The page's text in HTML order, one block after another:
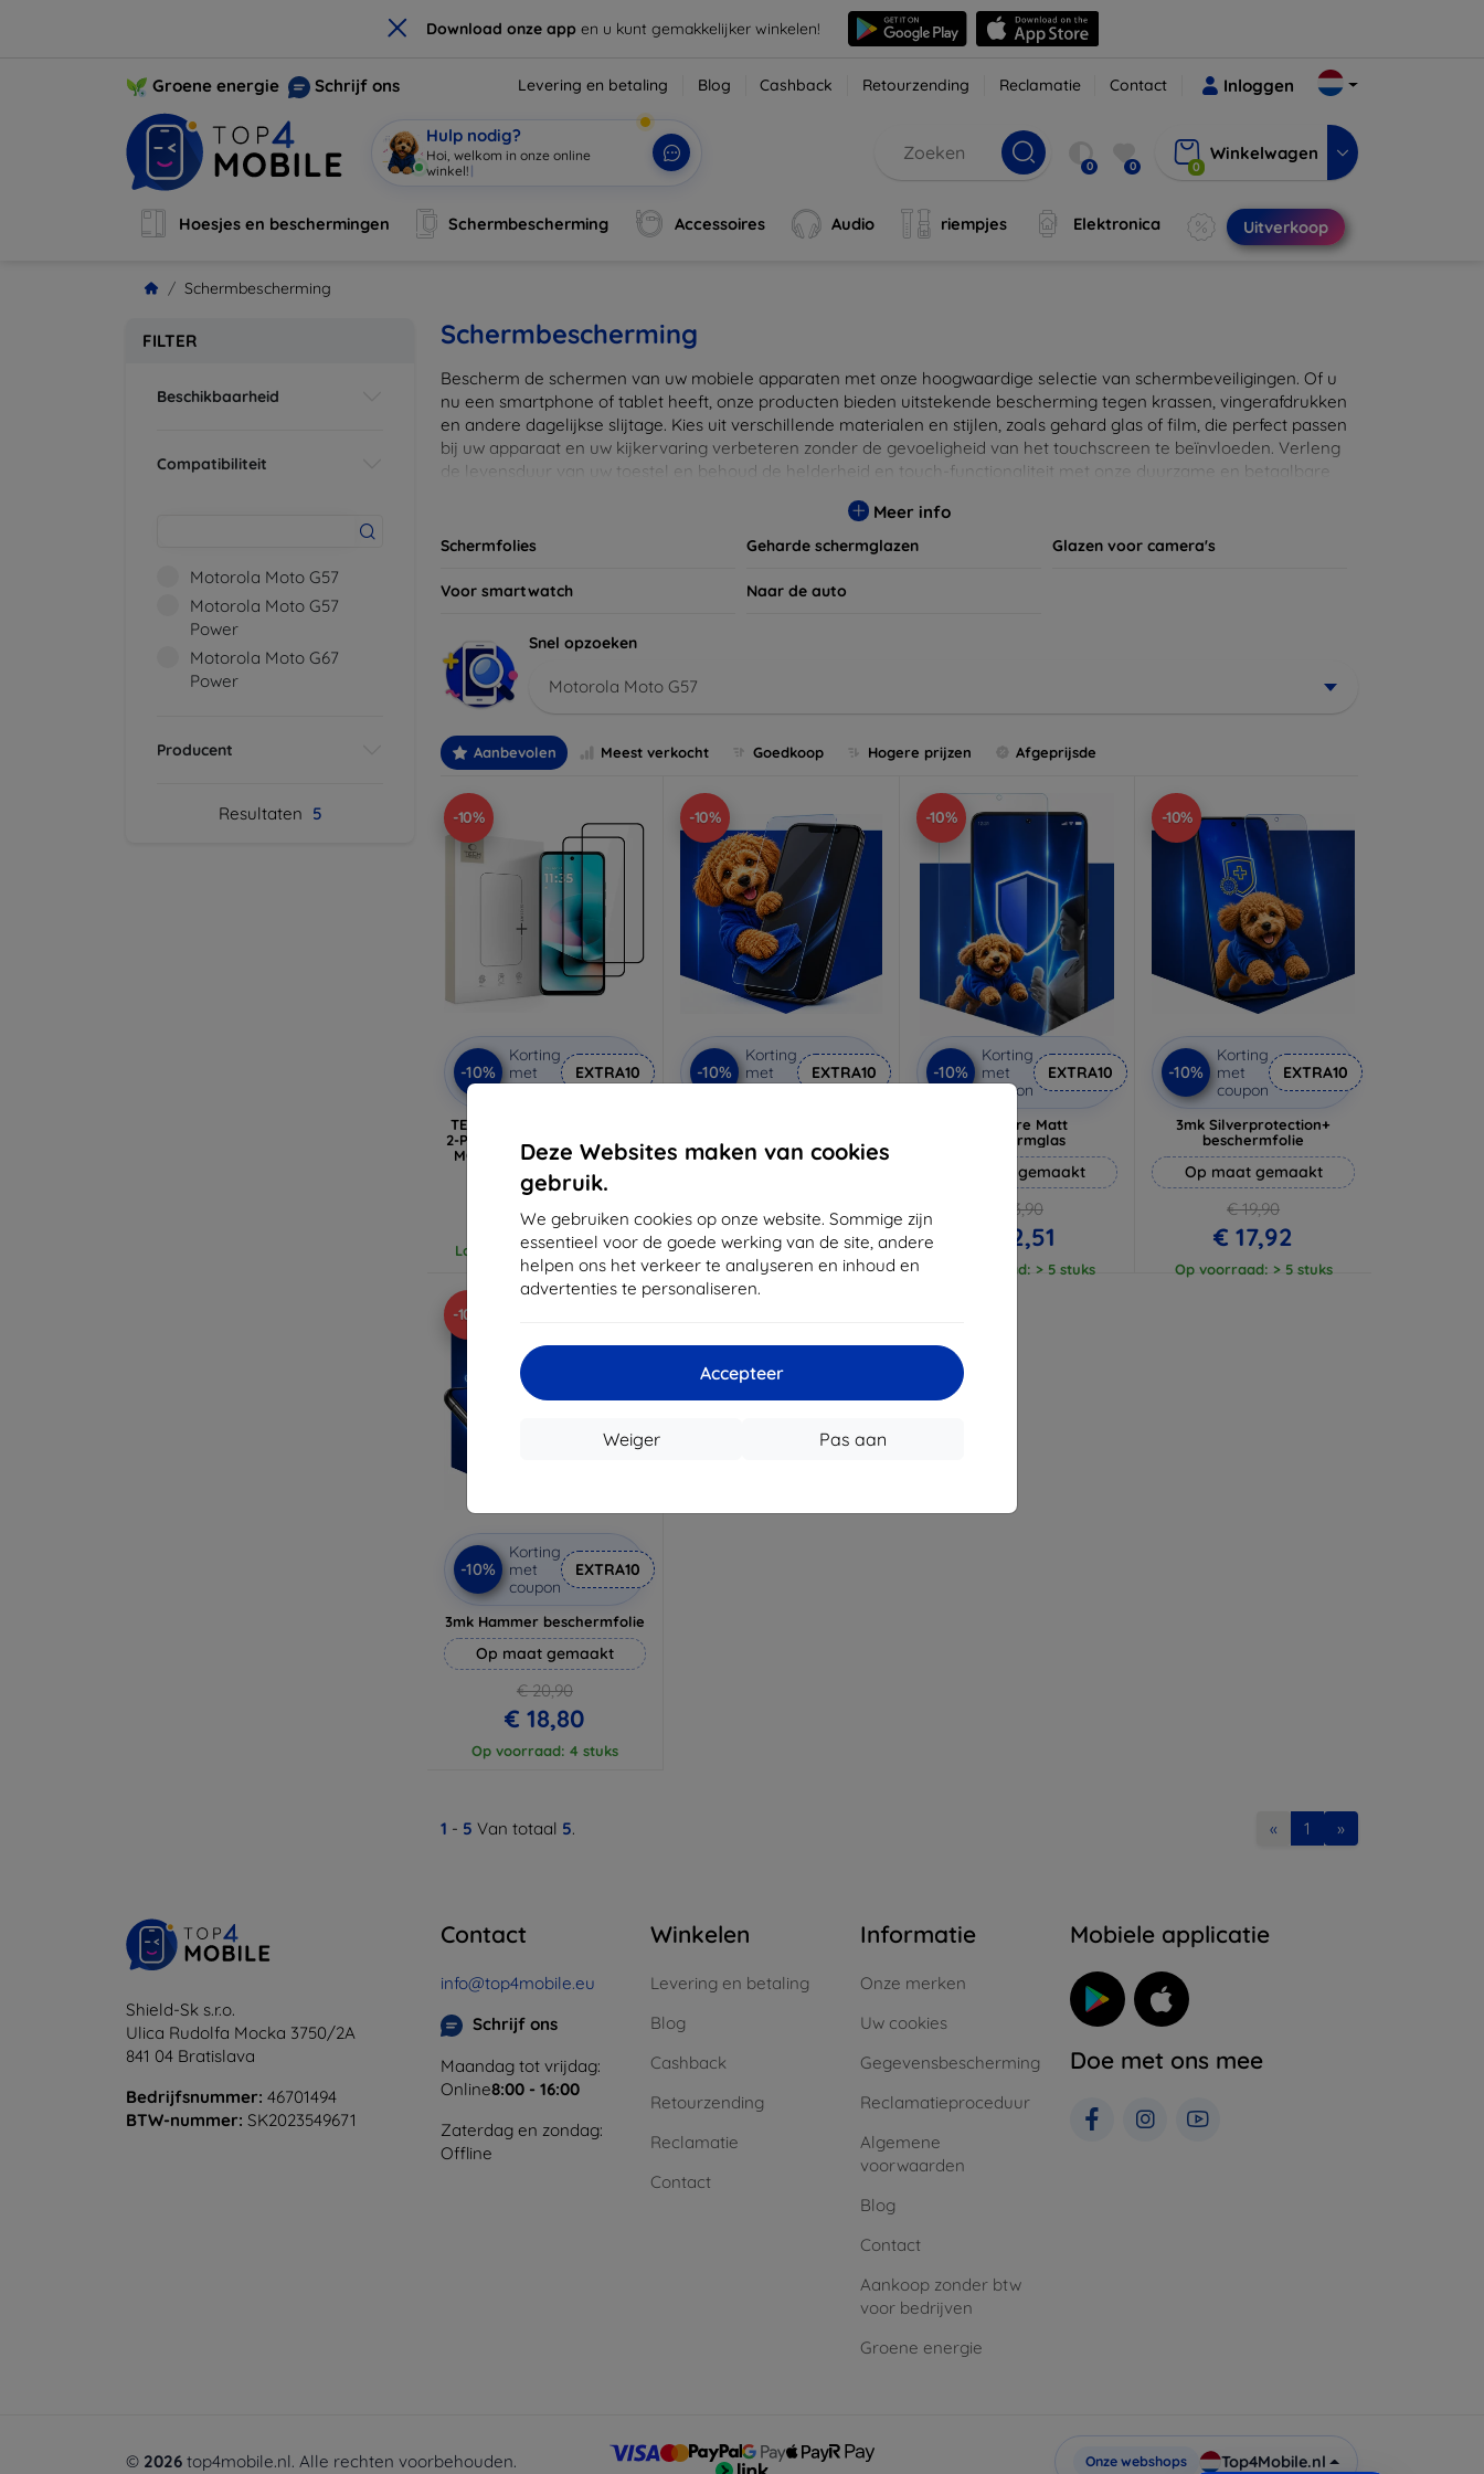
× Download onze app en u kunt gemakkelijker winkelen!
Deze Websites maken van cookies
gebruik.
We gebruiken cookies op onze website. Sommige zijn
essentieel voor de goede werking van de site, andere
helpen ons het verkeer te analyseren en inhoud en
advertenties te personaliseren.
Accepteer
Pas aan
Weiger
Groene energie Schrijf ons Levering en betaling Blog Cashback Retourzending Reclamatie Contact Inloggen
Hulp nodig?
Hoi, welkom i| 0 0 0
Winkelwagen
Hoesjes en beschermingen Schermbescherming Accessoires Audio riempjes Elektronica Uitverkoop
Schermbescherming
FILTER
Beschikbaarheid
Compatibiliteit
Motorola Moto G57
Motorola Moto G57
Power
Motorola Moto G67
Power
Producent
Resultaten 5
Schermbescherming
Bescherm de schermen van uw mobiele apparaten met onze hoogwaardige selectie van schermbeveiligingen. Of u
nu een smartphone of tablet heeft, onze producten bieden uitstekende bescherming tegen krassen, vingerafdrukken
en andere dagelijkse slijtage. Kies uit verschillende materialen en stijlen, zoals gehard glas of film, die perfect passen
bij uw apparaat en uw kijkervaring verbeteren zonder de gevoeligheid van het touchscreen te beïnvloeden. Verleng
de levensduur van uw toestel en behoud de helderheid en touch-functionaliteit met onze duurzame en betaalbare
Meer info
Schermfolies Geharde schermglazen Glazen voor camera's
Voor smartwatch Naar de auto
Snel opzoeken
Motorola Moto G57
Aanbevolen Meest verkocht Goedkoop Hogere prijzen Afgeprijsde
-10%
-10%
Korting
met
coupon
EXTRA10
TECH-PROTECT GLASS FIT+
2-PAKKET VOOR MOTOROLA
MOTO G57 / G57 POWER /
G67 POWER ZWARTE
(5906302340156)
€ 11,89
€ 10,71
Laatste item op voorraad
-10%
-10%
Korting
met
coupon
EXTRA10
€ 17,90
€ 16,11
Op voorraad: > 5 stuks
-10%
-10%
Korting
met
coupon
EXTRA10
3mk Pure Matt
beschermglas
Op maat gemaakt
€ 13,90
€ 12,51
Op voorraad: > 5 stuks
-10%
-10%
Korting
met
coupon
EXTRA10
3mk Silverprotection+
beschermfolie
Op maat gemaakt
€ 19,90
€ 17,92
Op voorraad: > 5 stuks
-10%
-10%
Korting
met
coupon
EXTRA10
3mk Hammer beschermfolie
Op maat gemaakt
€ 20,90
€ 18,80
Op voorraad: 4 stuks
1 - 5 Van totaal 5. « 1 »
Shield-Sk s.r.o.
Ulica Rudolfa Mocka 3750/2A
841 04 Bratislava
Bedrijfsnummer: 46701494
BTW-nummer: SK2023549671
Contact
info@top4mobile.eu
Schrijf ons
Maandag tot vrijdag:
Online8:00 - 16:00
Zaterdag en zondag:
Offline
Winkelen
Levering en betaling
Blog
Cashback
Retourzending
Reclamatie
Contact
Informatie
Onze merken
Uw cookies
Gegevensbescherming
Reclamatieproceduur
Algemene
voorwaarden
Blog
Contact
Aankoop zonder btw
voor bedrijven
Groene energie
Mobiele applicatie
Doe met ons mee
© 2026 top4mobile.nl. Alle rechten voorbehouden. Onze webshops Top4Mobile.nl